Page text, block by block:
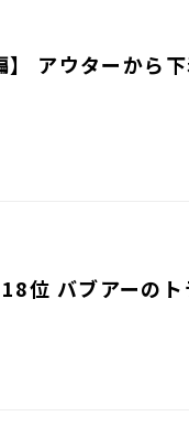
アウターから
位 バブアーの